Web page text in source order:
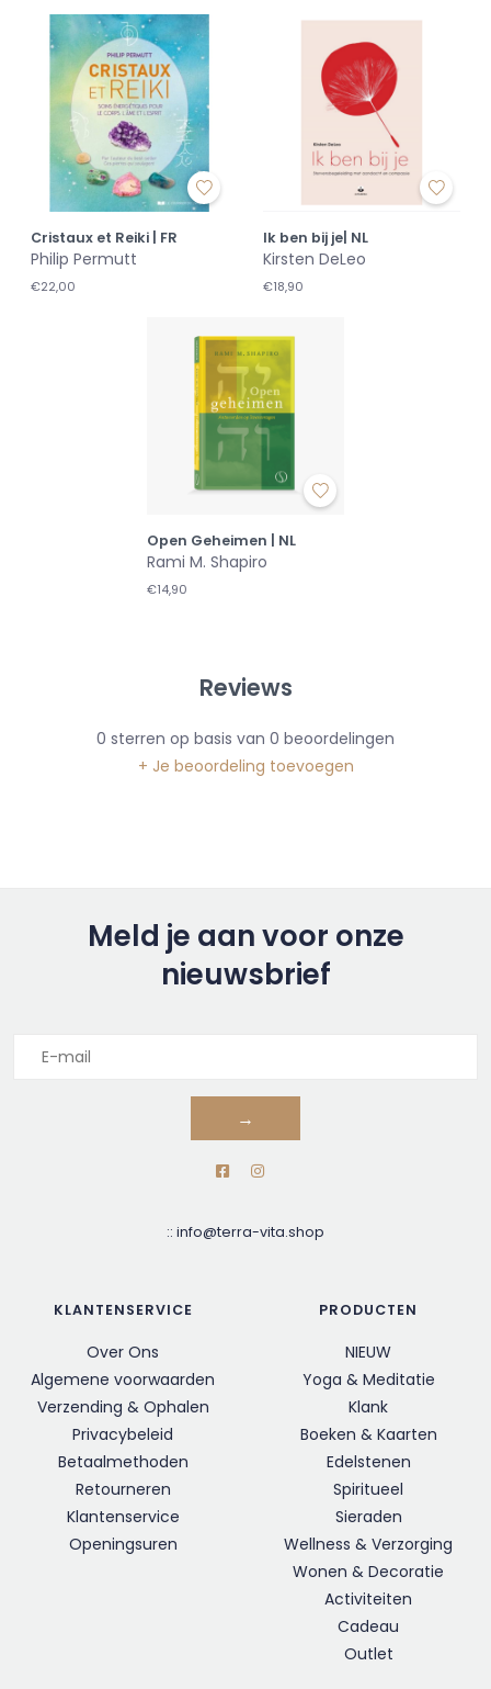
Cristaux et Reiki | FR
Philip Permutt
€22,00
Ik ben bij je| NL
Kirsten DeLeo
€18,90
Open Geheimen | NL
Rami M. Shapiro
€14,90
Reviews
0 sterren op basis van 0 beoordelingen
+ Je beoordeling toevoegen
Meld je aan voor onze
nieuwsbrief
→
:: info@terra-vita.shop
KLANTENSERVICE
Over Ons
Algemene voorwaarden
Verzending & Ophalen
Privacybeleid
Betaalmethoden
Retourneren
Klantenservice
Openingsuren
PRODUCTEN
NIEUW
Yoga & Meditatie
Klank
Boeken & Kaarten
Edelstenen
Spiritueel
Sieraden
Wellness & Verzorging
Wonen & Decoratie
Activiteiten
Cadeau
Outlet